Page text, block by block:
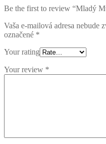
Be the first to review “Mladý
Vaša e-mailová adresa nebude
označené *
Your rating
Your review *